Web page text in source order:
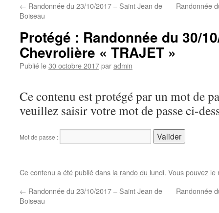
← Randonnée du 23/10/2017 – Saint Jean de
Boiseau
Randonnée
Protégé : Randonnée du 30/
Chevrolière « TRAJET »
Publié le30 octobre 2017paradmin
Ce contenu est protégé par un mot de
veuillez saisir votre mot de passe ci-
Mot de passe :
Ce contenu a été publié dans la rando du lundi. Vous pouvez
← Randonnée du 23/10/2017 – Saint Jean de
Boiseau
Randonnée